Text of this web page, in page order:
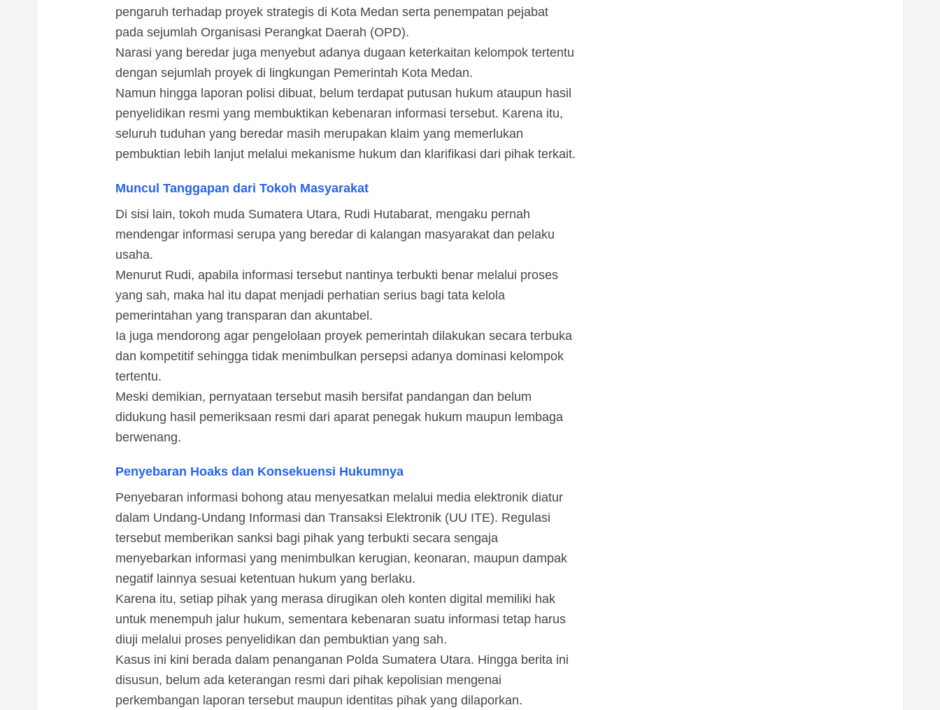
pengaruh terhadap proyek strategis di Kota Medan serta penempatan pejabat
pada sejumlah Organisasi Perangkat Daerah (OPD).
Narasi yang beredar juga menyebut adanya dugaan keterkaitan kelompok tertentu
dengan sejumlah proyek di lingkungan Pemerintah Kota Medan.
Namun hingga laporan polisi dibuat, belum terdapat putusan hukum ataupun hasil
penyelidikan resmi yang membuktikan kebenaran informasi tersebut. Karena itu,
seluruh tuduhan yang beredar masih merupakan klaim yang memerlukan
pembuktian lebih lanjut melalui mekanisme hukum dan klarifikasi dari pihak terkait.
Muncul Tanggapan dari Tokoh Masyarakat
Di sisi lain, tokoh muda Sumatera Utara, Rudi Hutabarat, mengaku pernah
mendengar informasi serupa yang beredar di kalangan masyarakat dan pelaku
usaha.
Menurut Rudi, apabila informasi tersebut nantinya terbukti benar melalui proses
yang sah, maka hal itu dapat menjadi perhatian serius bagi tata kelola
pemerintahan yang transparan dan akuntabel.
Ia juga mendorong agar pengelolaan proyek pemerintah dilakukan secara terbuka
dan kompetitif sehingga tidak menimbulkan persepsi adanya dominasi kelompok
tertentu.
Meski demikian, pernyataan tersebut masih bersifat pandangan dan belum
didukung hasil pemeriksaan resmi dari aparat penegak hukum maupun lembaga
berwenang.
Penyebaran Hoaks dan Konsekuensi Hukumnya
Penyebaran informasi bohong atau menyesatkan melalui media elektronik diatur
dalam Undang-Undang Informasi dan Transaksi Elektronik (UU ITE). Regulasi
tersebut memberikan sanksi bagi pihak yang terbukti secara sengaja
menyebarkan informasi yang menimbulkan kerugian, keonaran, maupun dampak
negatif lainnya sesuai ketentuan hukum yang berlaku.
Karena itu, setiap pihak yang merasa dirugikan oleh konten digital memiliki hak
untuk menempuh jalur hukum, sementara kebenaran suatu informasi tetap harus
diuji melalui proses penyelidikan dan pembuktian yang sah.
Kasus ini kini berada dalam penanganan Polda Sumatera Utara. Hingga berita ini
disusun, belum ada keterangan resmi dari pihak kepolisian mengenai
perkembangan laporan tersebut maupun identitas pihak yang dilaporkan.